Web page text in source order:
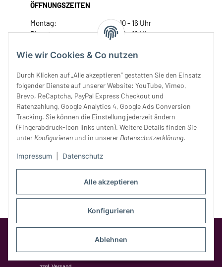
Alle akzeptieren
Konfigurieren
Ablehnen
Wie wir Cookies & Co nutzen
Durch Klicken auf „Alle akzeptieren“ gestatten Sie den Einsatz
folgender Dienste auf unserer Website: YouTube, Vimeo,
Brevo, ReCaptcha, PayPal Express Checkout und
Ratenzahlung, Google Analytics 4, Google Ads Conversion
Tracking. Sie können die Einstellung jederzeit ändern
(Fingerabdruck-Icon links unten). Weitere Details finden Sie
unter Konfigurieren und in unserer Datenschutzerklärung.
Impressum Datenschutz
ÖFFNUNGSZEITEN
Montag:
10 - 16 Uhr
Dienstag:
10 - 16 Uhr
Donnerstag:
10 - 18 Uhr
Samstag:
10 - 14 Uhr
Unser Service
Rechtliches
Opt-Out-Cookie ist nicht gesetzt